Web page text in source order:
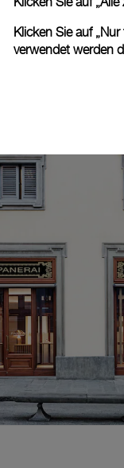
Klicken Sie auf
verwendet werden